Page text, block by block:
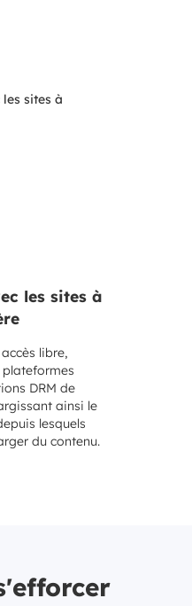
les sites à
libre,
plateformes
DRM de
ainsi le
lesquels
du contenu.